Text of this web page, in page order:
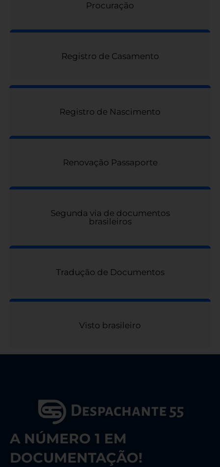
Procuração
Registro de Casamento
Registro de Nascimento
Renovação Passaporte
Segunda via de documentos
brasileiros
Tradução de Documentos
Visto brasileiro
A NÚMERO 1 EM
DOCUMENTAÇÃO!